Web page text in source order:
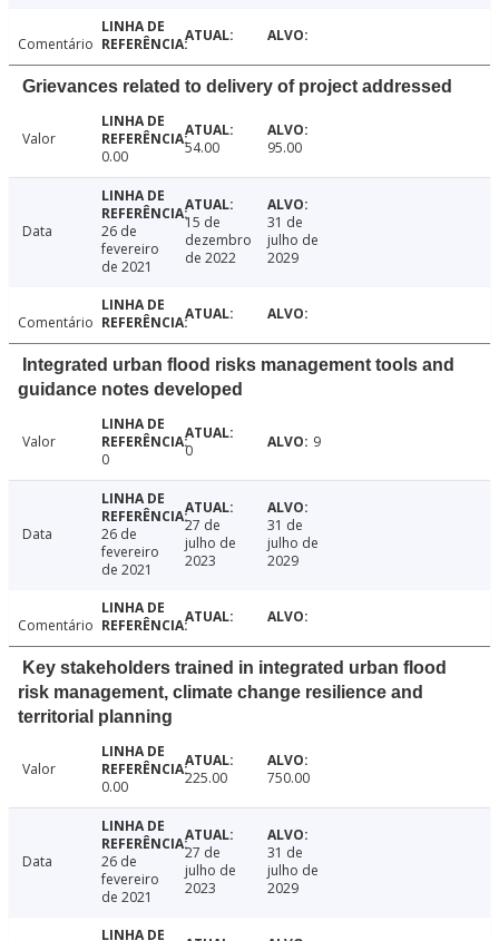
Comentário
Grievances related to delivery of project addressed
Valor
0.00
54.00 95.00
Data
26 de
fevereiro
de 2021
15 de
dezembro
de 2022
31 de
julho de
2029
Comentário
Integrated urban flood risks management tools and
guidance notes developed
Valor
0
0 9
Data
26 de
fevereiro
de 2021
27 de
julho de
2023
31 de
julho de
2029
Comentário
Key stakeholders trained in integrated urban flood
risk management, climate change resilience and
territorial planning
Valor
0.00
225.00 750.00
Data
26 de
fevereiro
de 2021
27 de
julho de
2023
31 de
julho de
2029